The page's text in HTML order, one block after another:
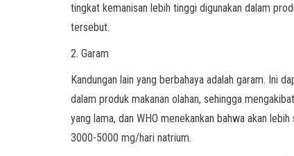
tingkat kemanisan lebih tinggi digunakan dalam
tersebut.
2. Garam
Kandungan lain yang berbahaya adalah garam. Ini
dalam produk makanan olahan, sehingga
yang lama, dan WHO menekankan bahwa akan
3000-5000 mg/hari natrium.